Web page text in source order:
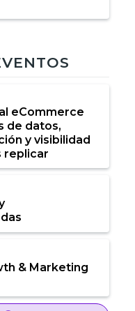
eCommerce
de datos,
y visibilidad
replicar
& Marketing